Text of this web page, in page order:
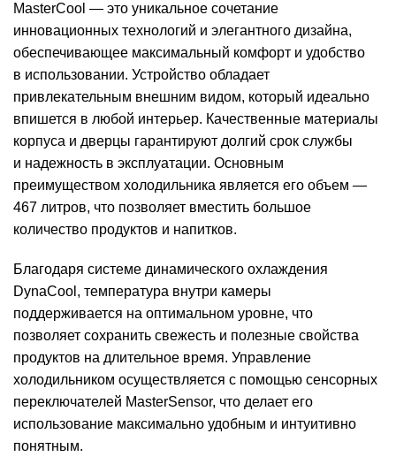
MasterCool — это уникальное сочетание
инновационных технологий и элегантного дизайна,
обеспечивающее максимальный комфорт и удобство
в использовании. Устройство обладает
привлекательным внешним видом, который идеально
впишется в любой интерьер. Качественные материалы
корпуса и дверцы гарантируют долгий срок службы
и надежность в эксплуатации. Основным
преимуществом холодильника является его объем —
467 литров, что позволяет вместить большое
количество продуктов и напитков.
Благодаря системе динамического охлаждения
DynaCool, температура внутри камеры
поддерживается на оптимальном уровне, что
позволяет сохранить свежесть и полезные свойства
продуктов на длительное время. Управление
холодильником осуществляется с помощью сенсорных
переключателей MasterSensor, что делает его
использование максимально удобным и интуитивно
понятным.